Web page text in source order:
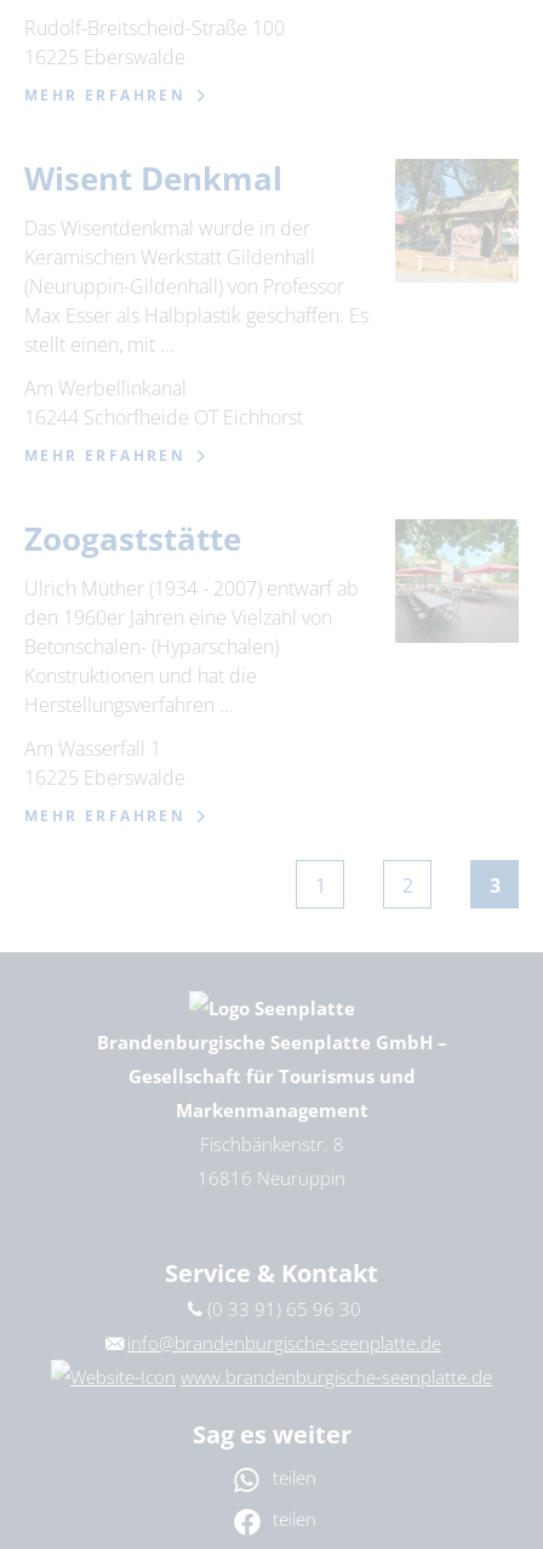
Rudolf-Breitscheid-Straße 100
16225 Eberswalde
MEHR ERFAHREN
Wisent Denkmal
Das Wisentdenkmal wurde in der
Keramischen Werkstatt Gildenhall
(Neuruppin-Gildenhall) von Professor
Max Esser als Halbplastik geschaffen. Es
stellt einen, mit …
Am Werbellinkanal
16244 Schorfheide OT Eichhorst
MEHR ERFAHREN
Zoogaststätte
Ulrich Müther (1934 - 2007) entwarf ab
den 1960er Jahren eine Vielzahl von
Betonschalen- (Hyparschalen)
Konstruktionen und hat die
Herstellungsverfahren …
Am Wasserfall 1
16225 Eberswalde
MEHR ERFAHREN
1 2 3
Brandenburgische Seenplatte GmbH –
Gesellschaft für Tourismus und
Markenmanagement
Fischbänkenstr. 8
16816 Neuruppin
Service & Kontakt
(0 33 91) 65 96 30
info@brandenburgische-seenplatte.de
www.brandenburgische-seenplatte.de
Sag es weiter
teilen
teilen